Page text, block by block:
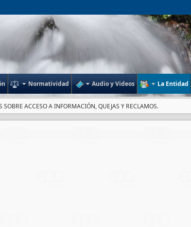
Normatividad Audio y Videos La Entidad
SOBRE ACCESO A INFORMACIÓN, QUEJAS Y RECLAMOS.